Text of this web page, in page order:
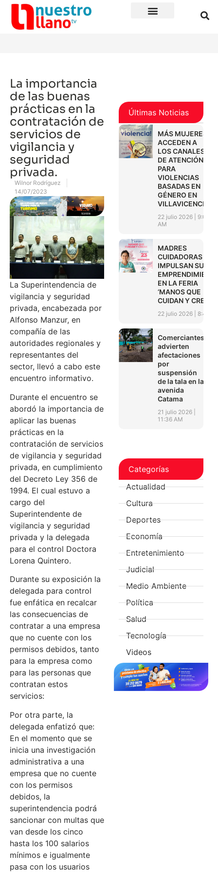
La importancia
de las buenas
prácticas en la
contratación de
servicios de
vigilancia y
seguridad
privada.
Wilnor Rodríguez
14/07/2023
La Superintendencia de
vigilancia y seguridad
privada, encabezada por
Alfonso Manzur, en
compañía de las
autoridades regionales y
representantes del
sector, llevó a cabo este
encuentro informativo.
Durante el encuentro se
abordó la importancia de
aplicar las buenas
prácticas en la
contratación de servicios
de vigilancia y seguridad
privada, en cumplimiento
del Decreto Ley 356 de
1994. El cual estuvo a
cargo del
Superintendente de
vigilancia y seguridad
privada y la delegada
para el control Doctora
Lorena Quintero.
Durante su exposición la
delegada para control
fue enfática en recalcar
las consecuencias de
contratar a una empresa
que no cuente con los
permisos debidos, tanto
para la empresa como
para las personas que
contratan estos
servicios:
Por otra parte, la
delegada enfatizó que:
En el momento que se
inicia una investigación
administrativa a una
empresa que no cuente
con los permisos
debidos, la
superintendencia podrá
sancionar con multas que
van desde los cinco
hasta los 100 salarios
mínimos e igualmente
pasa con los usuarios
Últimas Noticias
MÁS MUJERES
ACCEDEN A
LOS CANALES
DE ATENCIÓN
PARA
VIOLENCIAS
BASADAS EN
GÉNERO EN
VILLAVICENCIO
22 julio 2026
9:01
AM
MADRES
CUIDADORAS
IMPULSAN SUS
EN LA FERIA
‘MANOS QUE
CUIDAN Y CREAN’
22 julio 2026 8:45
Comerciantes
advierten
afectaciones
por
suspensión
de la tala en la
avenida
Catama
21 julio 2026
11:36 AM
Categorías
Actualidad
Cultura
Deportes
Economía
Entretenimiento
Judicial
Medio Ambiente
Política
Salud
Tecnología
Videos